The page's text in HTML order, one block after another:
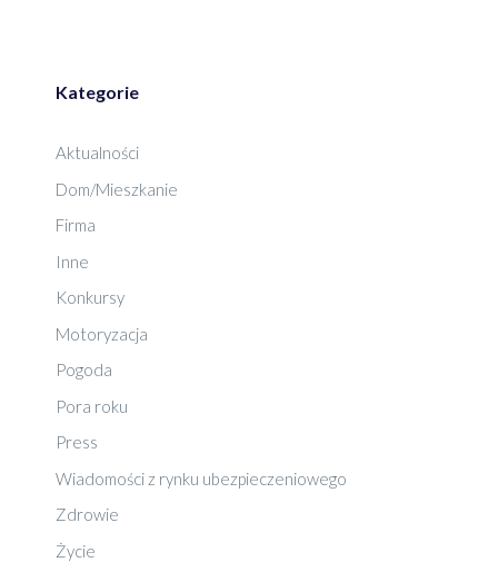
Kategorie
Aktualności
Dom/Mieszkanie
Firma
Inne
Konkursy
Motoryzacja
Pogoda
Pora roku
Press
Wiadomości z rynku ubezpieczeniowego
Zdrowie
Życie